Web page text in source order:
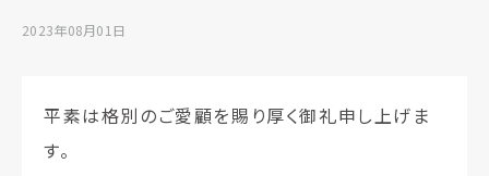
2023年08月01日
平素は格別のご愛顧を賜り厚く御礼申し上げま
す。